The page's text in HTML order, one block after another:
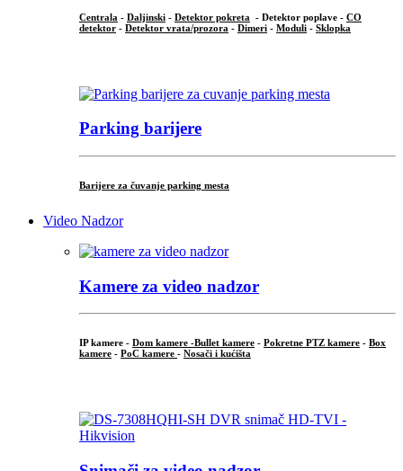
Centrala - Daljinski - Detektor pokreta - Detektor poplave - CO
detektor - Detektor vrata/prozora - Dimeri - Moduli - Sklopka
Parking barijere
Barijere za čuvanje parking mesta
Video Nadzor
Kamere za video nadzor
IP kamere - Dom kamere -Bullet kamere - Pokretne PTZ kamere - Box
kamere - PoC kamere - Nosači i kućišta